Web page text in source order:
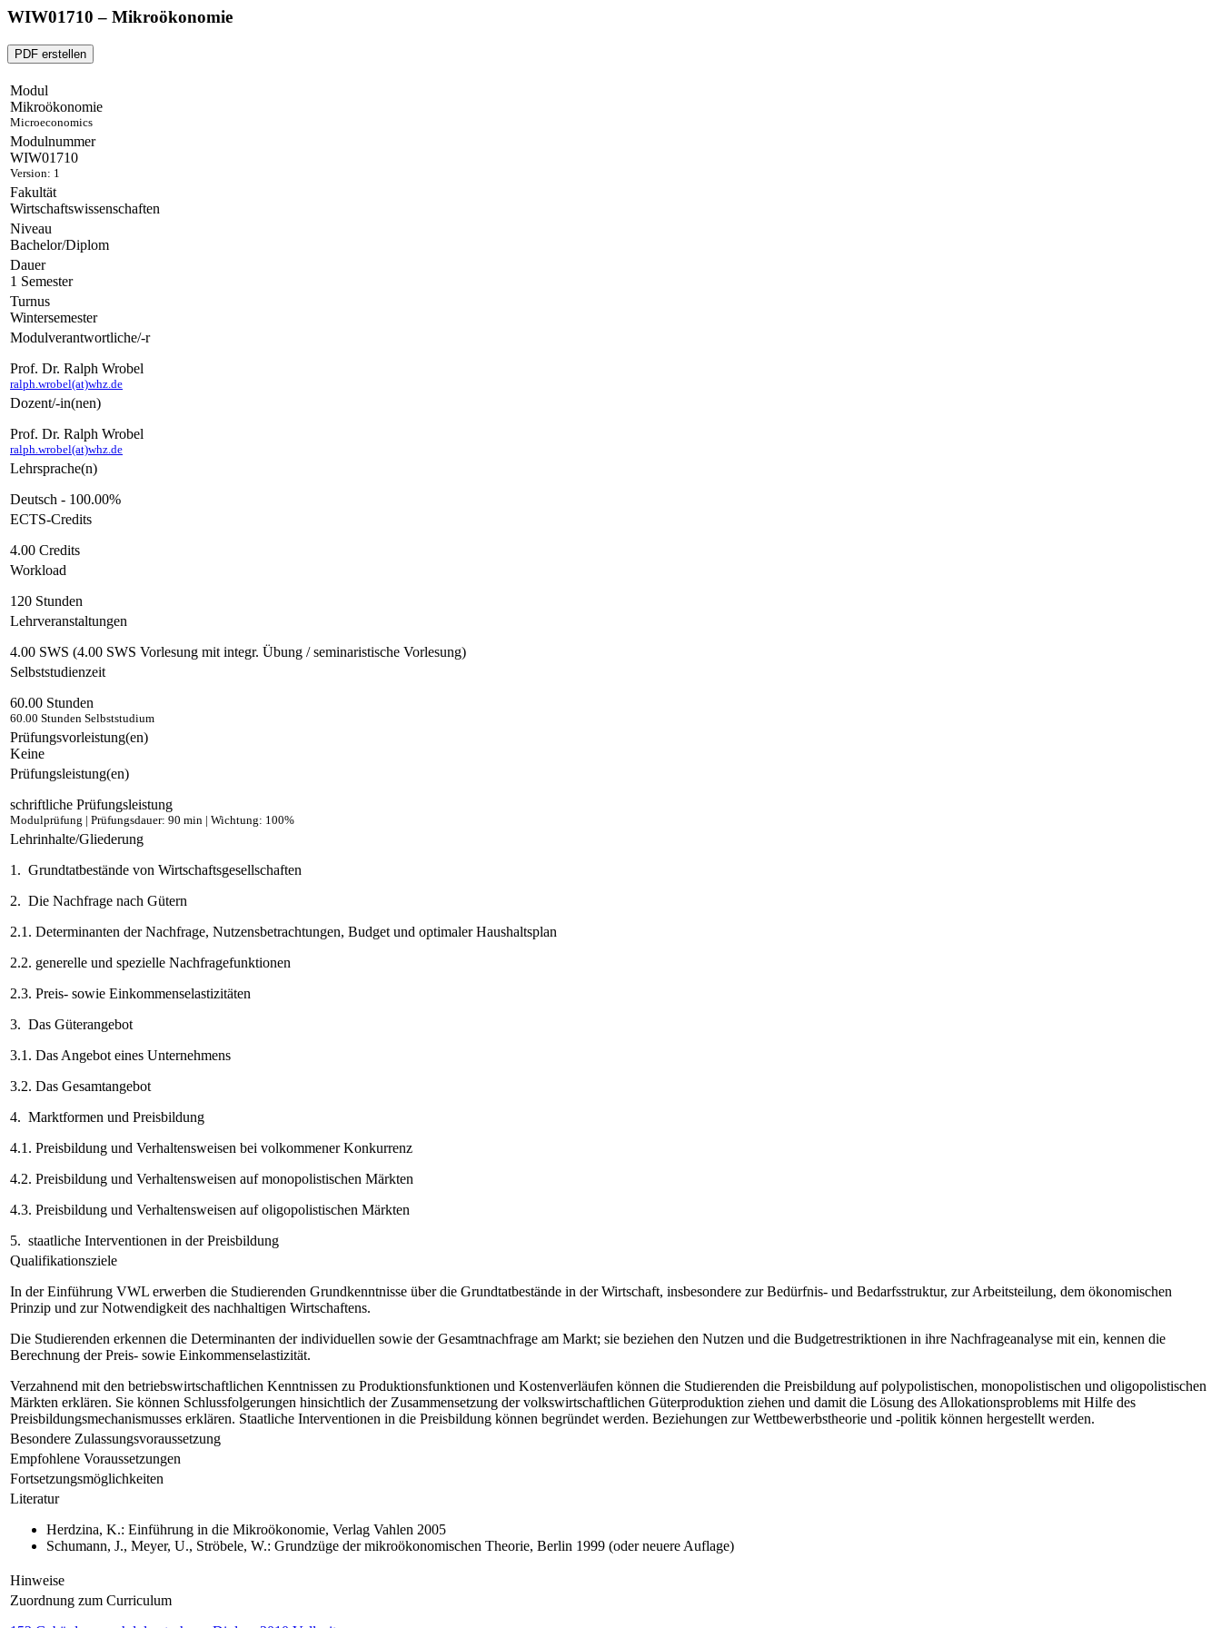
WIW01710 – Mikroökonomie
PDF erstellen
Modul
Mikroökonomie
Microeconomics
Modulnummer
WIW01710
Version: 1
Fakultät
Wirtschaftswissenschaften
Niveau
Bachelor/Diplom
Dauer
1 Semester
Turnus
Wintersemester
Modulverantwortliche/-r
Prof. Dr. Ralph Wrobel
ralph.wrobel(at)whz.de
Dozent/-in(nen)
Prof. Dr. Ralph Wrobel
ralph.wrobel(at)whz.de
Lehrsprache(n)
Deutsch - 100.00%
ECTS-Credits
4.00 Credits
Workload
120 Stunden
Lehrveranstaltungen
4.00 SWS (4.00 SWS Vorlesung mit integr. Übung / seminaristische Vorlesung)
Selbststudienzeit
60.00 Stunden
60.00 Stunden Selbststudium
Prüfungsvorleistung(en)
Keine
Prüfungsleistung(en)
schriftliche Prüfungsleistung
Modulprüfung | Prüfungsdauer: 90 min | Wichtung: 100%
Lehrinhalte/Gliederung
1. Grundtatbestände von Wirtschaftsgesellschaften
2. Die Nachfrage nach Gütern
2.1. Determinanten der Nachfrage, Nutzensbetrachtungen, Budget und optimaler Haushaltsplan
2.2. generelle und spezielle Nachfragefunktionen
2.3. Preis- sowie Einkommenselastizitäten
3. Das Güterangebot
3.1. Das Angebot eines Unternehmens
3.2. Das Gesamtangebot
4. Marktformen und Preisbildung
4.1. Preisbildung und Verhaltensweisen bei volkommener Konkurrenz
4.2. Preisbildung und Verhaltensweisen auf monopolistischen Märkten
4.3. Preisbildung und Verhaltensweisen auf oligopolistischen Märkten
5. staatliche Interventionen in der Preisbildung
Qualifikationsziele
In der Einführung VWL erwerben die Studierenden Grundkenntnisse über die Grundtatbestände in der Wirtschaft, insbesondere zur Bedürfnis- und Bedarfsstruktur, zur Arbeitsteilung, dem ökonomischen
Prinzip und zur Notwendigkeit des nachhaltigen Wirtschaftens.
Die Studierenden erkennen die Determinanten der individuellen sowie der Gesamtnachfrage am Markt; sie beziehen den Nutzen und die Budgetrestriktionen in ihre Nachfrageanalyse mit ein, kennen die
Berechnung der Preis- sowie Einkommenselastizität.
Verzahnend mit den betriebswirtschaftlichen Kenntnissen zu Produktionsfunktionen und Kostenverläufen können die Studierenden die Preisbildung auf polypolistischen, monopolistischen und oligopolistischen
Märkten erklären. Sie können Schlussfolgerungen hinsichtlich der Zusammensetzung der volkswirtschaftlichen Güterproduktion ziehen und damit die Lösung des Allokationsproblems mit Hilfe des
Preisbildungsmechanismusses erklären. Staatliche Interventionen in die Preisbildung können begründet werden. Beziehungen zur Wettbewerbstheorie und -politik können hergestellt werden.
Besondere Zulassungsvoraussetzung
Empfohlene Voraussetzungen
Fortsetzungsmöglichkeiten
Literatur
Herdzina, K.: Einführung in die Mikroökonomie, Verlag Vahlen 2005
Schumann, J., Meyer, U., Ströbele, W.: Grundzüge der mikroökonomischen Theorie, Berlin 1999 (oder neuere Auflage)
Hinweise
Zuordnung zum Curriculum